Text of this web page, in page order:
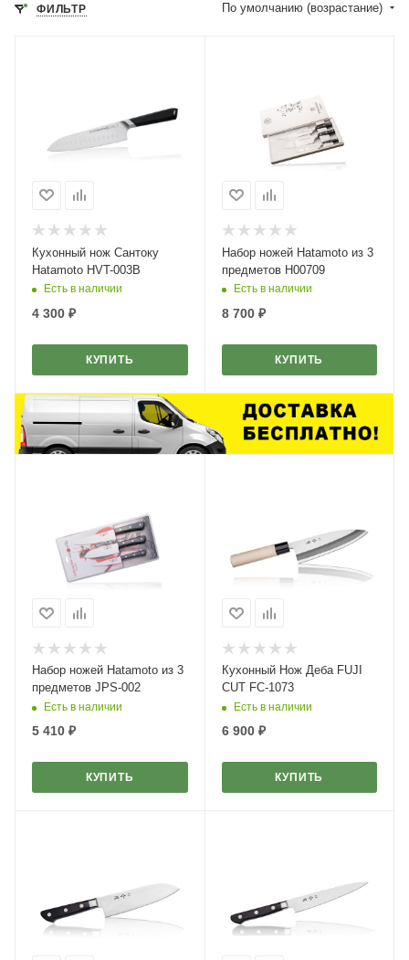
ФИЛЬТР По умолчанию (возрастание)
Кухонный нож Сантоку
Hatamoto HVT-003B
Есть в наличии
4 300 ₽
КУПИТЬ
Набор ножей Hatamoto из 3
предметов H00709
Есть в наличии
8 700₽
КУПИТЬ
Набор ножей Hatamoto из 3
предметов JPS-002
Есть в наличии
5 410 ₽
КУПИТЬ
Кухонный Нож Деба FUJI
CUT FC-1073
Есть в наличии
6 900₽
КУПИТЬ